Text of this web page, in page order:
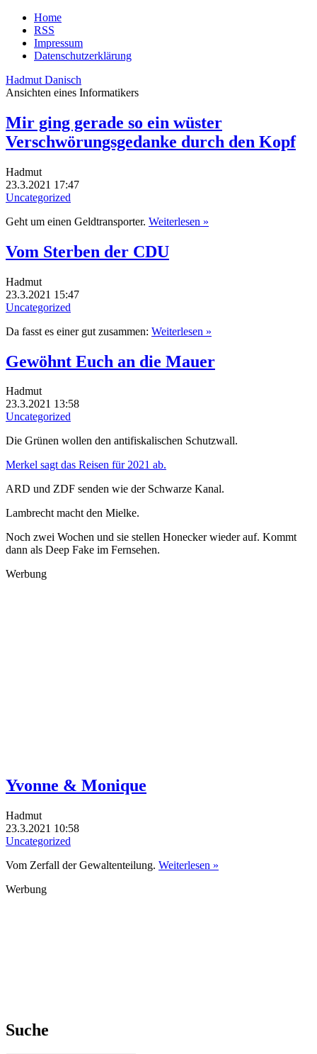
Home
RSS
Impressum
Datenschutzerklärung
Hadmut Danisch
Ansichten eines Informatikers
Mir ging gerade so ein wüster
Verschwörungsgedanke durch den Kopf
Hadmut
23.3.2021 17:47
Uncategorized
Geht um einen Geldtransporter. Weiterlesen »
Vom Sterben der CDU
Hadmut
23.3.2021 15:47
Uncategorized
Da fasst es einer gut zusammen: Weiterlesen »
Gewöhnt Euch an die Mauer
Hadmut
23.3.2021 13:58
Uncategorized
Die Grünen wollen den antifiskalischen Schutzwall.
Merkel sagt das Reisen für 2021 ab.
ARD und ZDF senden wie der Schwarze Kanal.
Lambrecht macht den Mielke.
Noch zwei Wochen und sie stellen Honecker wieder auf. Kommt
dann als Deep Fake im Fernsehen.
Werbung
Yvonne & Monique
Hadmut
23.3.2021 10:58
Uncategorized
Vom Zerfall der Gewaltenteilung. Weiterlesen »
Werbung
Suche